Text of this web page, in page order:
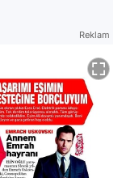
Reklam